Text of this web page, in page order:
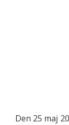
Den 25 maj